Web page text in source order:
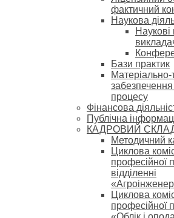
фактичний
Наукова
Наукові
Бази практик
Матеріально-
забезпечення
процесу
Фінансова
Публічна
КАДРОВИЙ
Методичний
Циклова
професійної
відділенні
Циклова
професійної